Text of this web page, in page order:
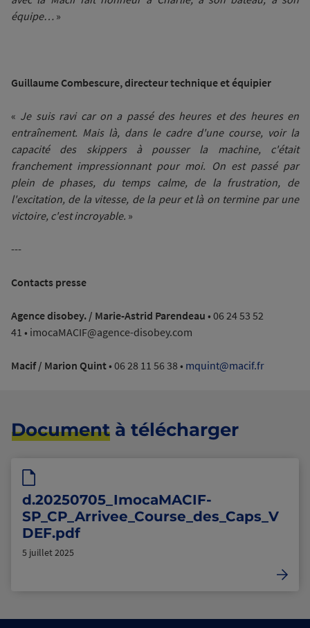
Document à télécharger
d.20250705_ImocaMACIF-
SP_CP_Arrivee_Course_des_Caps_V
DEF.pdf
5 juillet 2025
équipe… »
Guillaume Combescure, directeur technique et équipier
« Je suis ravi car on a passé des heures et des heures en
entraînement. Mais là, dans le cadre d'une course, voir la
capacité des skippers à pousser la machine, c'était
franchement impressionnant pour moi. On est passé par
plein de phases, du temps calme, de la frustration, de
l'excitation, de la vitesse, de la peur et là on termine par une
victoire, c'est incroyable. »
---
Contacts presse
Agence disobey. / Marie-Astrid Parendeau • 06 24 53 52
41 • imocaMACIF@agence-disobey.com
Macif / Marion Quint• 06 28 11 56 38 • mquint@macif.fr